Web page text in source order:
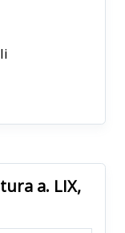
a. LIX,